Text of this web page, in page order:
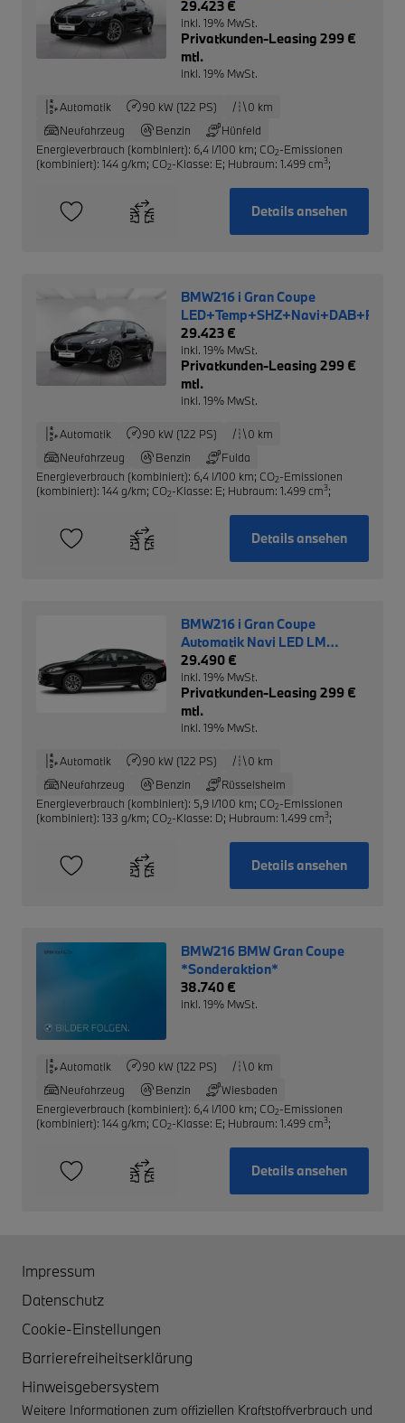
29.423 €
inkl. 19% MwSt.
Privatkunden-Leasing 299 €
mtl.
inkl. 19% MwSt.
Automatik 90 kW (122 PS)
0 km
Neufahrzeug
Benzin
Hünfeld
Energieverbrauch (kombiniert): 6,4 l/100 km; CO2-Emissionen
(kombiniert): 144 g/km; CO2-Klasse: E; Hubraum: 1.499 cm3;
Details ansehen
BMW216 i Gran Coupe
LED+Temp+SHZ+Navi+DAB+RFK
29.423 €
inkl. 19% MwSt.
Privatkunden-Leasing 299 €
mtl.
inkl. 19% MwSt.
Automatik 90 kW (122 PS)
0 km
Neufahrzeug
Benzin
Fulda
Energieverbrauch (kombiniert): 6,4 l/100 km; CO2-Emissionen
(kombiniert): 144 g/km; CO2-Klasse: E; Hubraum: 1.499 cm3;
Details ansehen
BMW216 i Gran Coupe
Automatik Navi LED LM
Driving Ass.
29.490 €
inkl. 19% MwSt.
Privatkunden-Leasing 299 €
mtl.
inkl. 19% MwSt.
Automatik 90 kW (122 PS)
0 km
Neufahrzeug
Benzin
Rüsselsheim
Energieverbrauch (kombiniert): 5,9 l/100 km; CO2-Emissionen
(kombiniert): 133 g/km; CO2-Klasse: D; Hubraum: 1.499 cm3;
Details ansehen
BMW216 BMW Gran Coupe
*Sonderaktion*
38.740 €
inkl. 19% MwSt.
Automatik 90 kW (122 PS)
0 km
Neufahrzeug
Benzin
Wiesbaden
Energieverbrauch (kombiniert): 6,4 l/100 km; CO2-Emissionen
(kombiniert): 144 g/km; CO2-Klasse: E; Hubraum: 1.499 cm3;
Details ansehen
Impressum
Datenschutz
Cookie-Einstellungen
Barrierefreiheitserklärung
Hinweisgebersystem
Weitere Informationen zum offiziellen Kraftstoffverbrauch und